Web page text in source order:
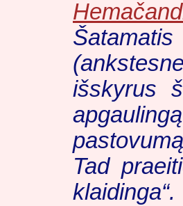
išskyrus
Tad
klaidinga“.